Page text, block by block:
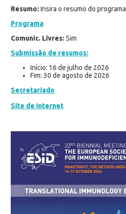
Resumo: Insira o resumo do programa
Programa
Comunic. Livres: Sim
Submissão de resumos:
Início: 16 de julho de 2026
Fim: 30 de agosto de 2026
Secretariado
Site de Internet